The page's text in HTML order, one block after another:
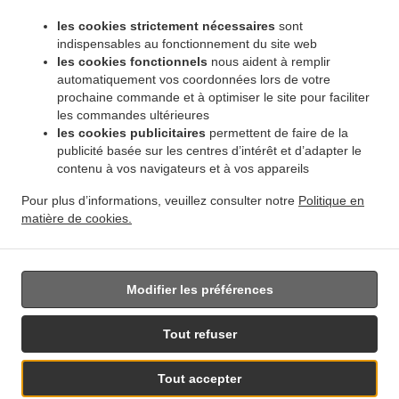
les cookies strictement nécessaires sont
indispensables au fonctionnement du site web
les cookies fonctionnels nous aident à remplir
automatiquement vos coordonnées lors de votre
prochaine commande et à optimiser le site pour faciliter
les commandes ultérieures
les cookies publicitaires permettent de faire de la
publicité basée sur les centres d’intérêt et d’adapter le
contenu à vos navigateurs et à vos appareils
Pour plus d’informations, veuillez consulter notre Politique en
matière de cookies.
Tout accepter
Tout refuser
Modifier les préférences
.
cuisinés African Food Winnipeg River Park South Livraison de plats cuisinés African
Food Winnipeg Powerview . Livraison de plats cuisinés African Food Winnipeg
Middlechurch . Livraison de plats cuisinés African Food Winnipeg Vermette . Livraison de
.
Livraison de plats cuisinés African Food East Saint Paul Ki l- Cona Park Livraison
de plats cuisinés African Food East Saint Paul . Livraison de plats cuisinés African Food
cuisinés African Food Traverse Bay